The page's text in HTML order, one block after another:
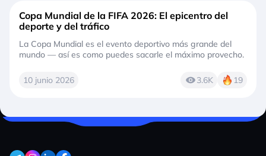
Copa Mundial de la FIFA 2026: El epicentro del
deporte y del tráfico
La Copa Mundial es el evento deportivo más grande del
mundo — así es como puedes sacarle el máximo provecho.
10 junio 2026 3.6K 19